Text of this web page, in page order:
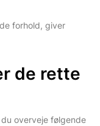
forhold, giver
de rette
overveje følgende